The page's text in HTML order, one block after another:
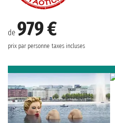
de 979 €
prix par personne taxes incluses